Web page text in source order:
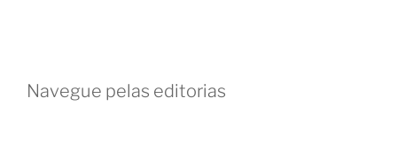
Navegue pelas editorias